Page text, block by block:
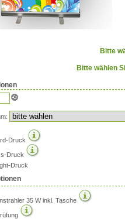
Bitte
Bitte wählen
Druck
Druck
Druck
35 W inkl. Tasche